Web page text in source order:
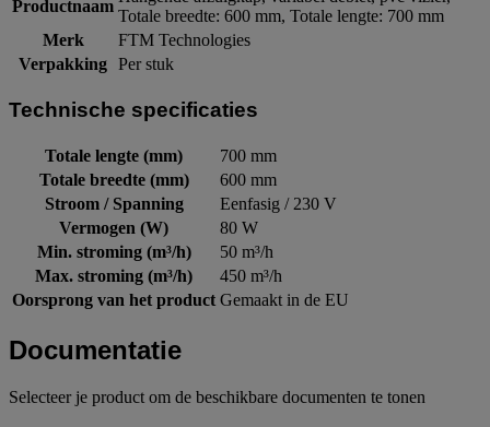
Productnaam
Totale breedte: 600 mm, Totale lengte: 700 mm
Merk
FTM Technologies
Verpakking Per stuk
Technische specificaties
Totale lengte (mm)
700 mm
Totale breedte (mm)
600 mm
Stroom / Spanning
Eenfasig / 230 V
Vermogen (W)
80 W
Min. stroming (m³/h)
50 m³/h
Max. stroming (m³/h)
450 m³/h
Oorsprong van het product Gemaakt in de EU
Documentatie
Selecteer je product om de beschikbare documenten te tonen